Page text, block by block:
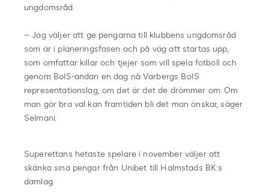
ungdomsråd.
– Jag väljer att ge pengarna till klubbens ungdomsråd
som är i planeringsfasen och på väg att startas upp,
som omfattar killar och tjejer som vill spela fotboll och
genom BoIS-andan en dag nå Varbergs BoIS
representationslag, om det är det de drömmer om. Om
man gör bra val kan framtiden bli det man önskar, säger
Selmani.
Superettans hetaste spelare i november väljer att
skänka sina pengar från Unibet till Halmstads BK:s
damlag.